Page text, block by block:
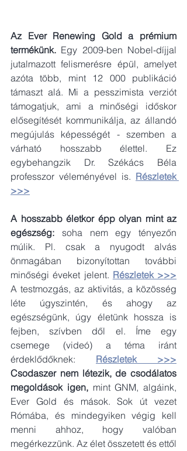
Az Ever Renewing Gold a prémium
termékünk. Egy 2009-ben Nobel-díjjal
jutalmazott felismerésre épül, amelyet
azóta több, mint 12 000 publikáció
támaszt alá. Mi a pesszimista verziót
támogatjuk, ami a minőségi időskor
elősegítését kommunikálja, az állandó
megújulás képességét - szemben a
várható hosszabb élettel. Ez
egybehangzik Dr. Székács Béla
professzor véleményével is. Részletek
>>>
A hosszabb életkor épp olyan mint az
egészség: soha nem egy tényezőn
múlik. Pl. csak a nyugodt alvás
önmagában bizonyítottan további
minőségi éveket jelent. Részletek >>>
A testmozgás, az aktivitás, a közösség
léte úgyszintén,
és ahogy az
egészségünk, úgy életünk hossza is
fejben, szívben dől el. Íme egy
csemege (videó) a téma iránt
érdeklődőknek: Részletek >>>
Csodaszer nem létezik, de csodálatos
megoldások igen, mint GNM, algáink,
Ever Gold és mások. Sok út vezet
Rómába, és mindegyiken végig kell
menni ahhoz, hogy valóban
megérkezzünk. Az élet összetett és ettől